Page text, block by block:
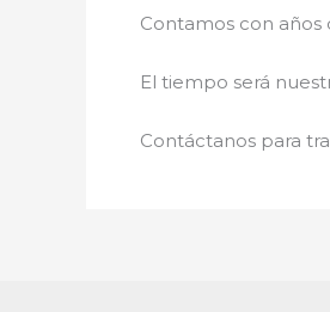
Contamos con años
El tiempo será
Contáctanos para